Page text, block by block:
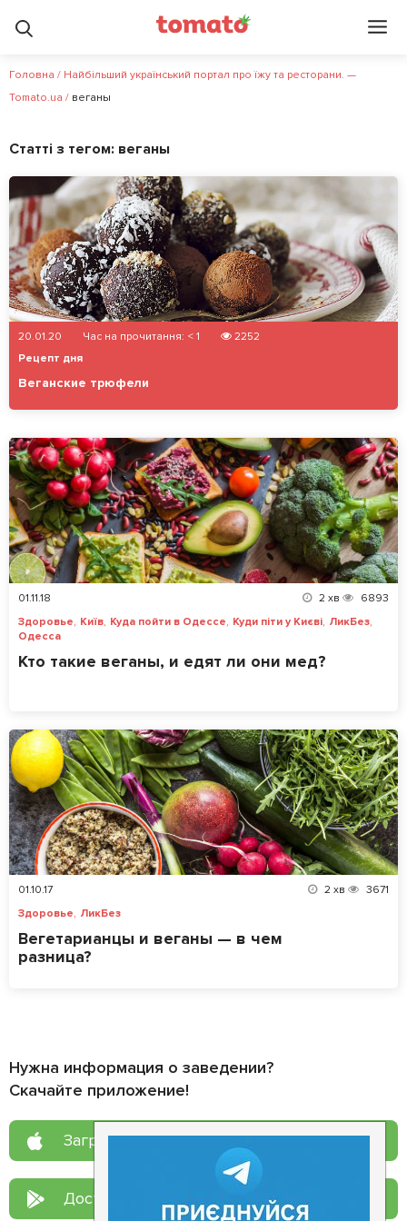
Головна / Найбільший український портал про їжу та ресторани. —
Tomato.ua / веганы
Статті з тегом: веганы
20.01.20 Час на прочитання: < 1
2252
Рецепт дня
Веганские трюфели
01.11.18 2 хв
6893
Здоровье, Київ, Куда пойти в Одессе, Куди піти у Києві, ЛикБез,
Одесса
Кто такие веганы, и едят ли они мед?
01.10.17 2 хв
3671
Здоровье, ЛикБез
Вегетарианцы и веганы — в чем
разница?
Нужна информация о заведении?
Скачайте приложение!
Загрузите в App Store
Доступно в Google Play